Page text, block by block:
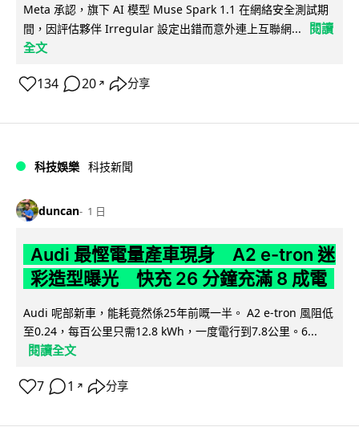
Meta 承認，旗下 AI 模型 Muse Spark 1.1 在網絡安全測試期
間，因評估夥伴 Irregular 設定出錯而意外連上互聯網...
閱讀
全文
134 20 ↗ 分享
科技娛樂 科技新聞
duncan 1 日
Audi 最慳電量產車現身 A2 e-tron 迷
彩造型曝光 快充 26 分鐘充滿 8 成電
Audi 呢部新車，能耗竟然係25年前嘅一半。 A2 e-tron 風阻低
至0.24，每百公里只需12.8 kWh，一度電行到7.8公里。6...
閱讀全文
7 1 ↗ 分享